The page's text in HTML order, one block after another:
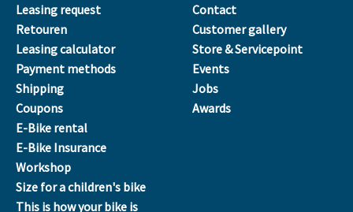
Leasing request
Retouren
Leasing calculator
Payment methods
Shipping
Coupons
E-Bike rental
E-Bike Insurance
Workshop
Size for a children's bike
This is how your bike is
Contact
Customer gallery
Store & Servicepoint
Events
Jobs
Awards